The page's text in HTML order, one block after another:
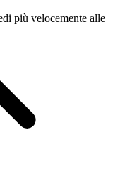
più velocemente alle